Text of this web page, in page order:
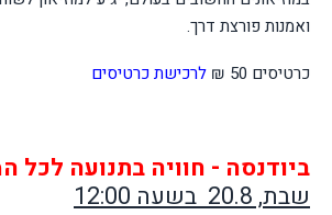
ואמנות פורצת דרך.
כרטיסים 50 ₪
לרכישת כרטיסים
ביודנסה - חוויה בתנועה
שבת, 20.8 בשעה 12:00